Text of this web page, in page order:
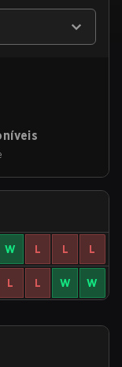
W L L L
L L W W